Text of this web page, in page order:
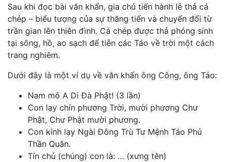
Sau khi đọc bài văn khấn, gia chủ tiến hành lễ thả cá
chép – biểu tượng của sự thăng tiến và chuyển đổi từ
trần gian lên thiên đình. Cá chép được thả phóng sinh
tại sông, hồ, ao sạch để tiễn các Táo về trời một cách
trang nghiêm.
Dưới đây là một ví dụ về văn khấn ông Công, ông Táo:
Nam mô A Di Đà Phật! (3 lần)
Con lạy chín phương Trời, mười phương Chư
Phật, Chư Phật mười phương.
Con kính lạy Ngài Đông Trù Tư Mệnh Táo Phủ
Thần Quân.
Tín chủ (chúng) con là: … (xưng tên)